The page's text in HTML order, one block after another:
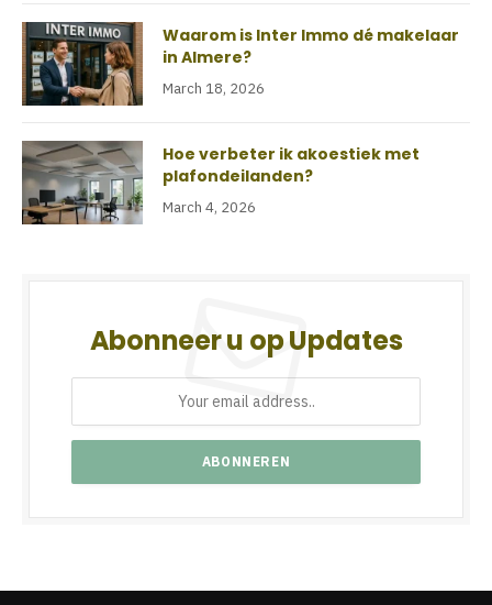
Waarom is Inter Immo dé makelaar
in Almere?
March 18, 2026
Hoe verbeter ik akoestiek met
plafondeilanden?
March 4, 2026
Abonneer u op Updates